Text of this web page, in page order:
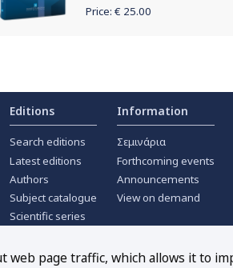
Price: € 25.00
Editions
Search editions
Latest editions
Authors
Subject catalogue
Scientific series
Offers
Information
Σεμινάρια
Forthcoming events
Announcements
View on demand
web page traffic, which allows it to